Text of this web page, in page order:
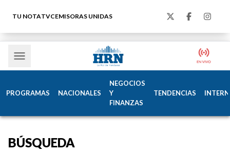
TU NOTATVCEMISORAS UNIDAS
PROGRAMAS NACIONALES
NEGOCIOS
Y
FINANZAS
TENDENCIAS
BÚSQUEDA